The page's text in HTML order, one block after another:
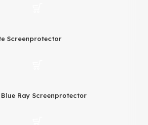
Screenprotector
Ray Screenprotector